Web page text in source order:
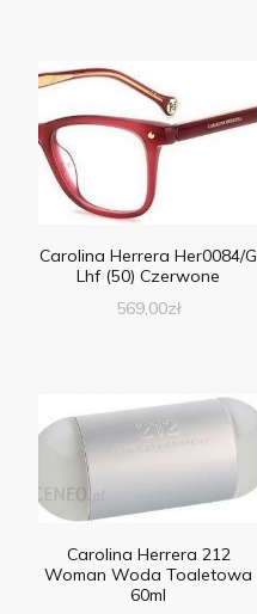
Carolina Herrera Her0084/G
Lhf (50) Czerwone
569,00zł
Carolina Herrera 212
Woman Woda Toaletowa
60ml